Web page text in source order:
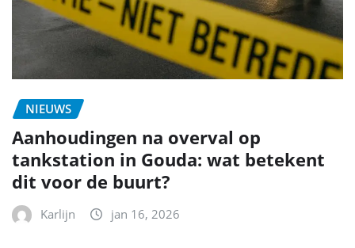
NIEUWS
Aanhoudingen na overval op
tankstation in Gouda: wat betekent
dit voor de buurt?
Karlijn jan 16, 2026